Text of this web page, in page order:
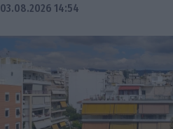
03.08.2026 14:54